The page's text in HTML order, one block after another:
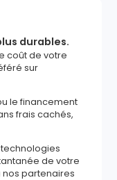
durables.
coût de votre
sur
le financement
frais cachés,
de votre
partenaires